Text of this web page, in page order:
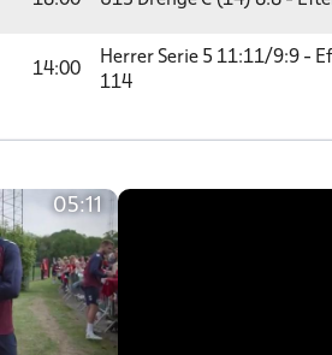
14:00
Herrer Serie 5 11:11/9:9 -
114
05:11